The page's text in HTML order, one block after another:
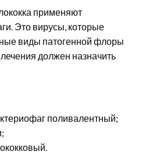
применяют
Это вирусы, которые
виды патогенной флоры
должен назначить
поливалентный;